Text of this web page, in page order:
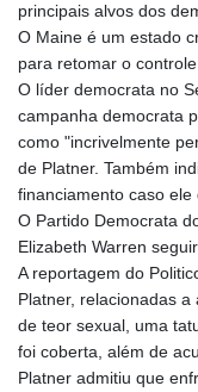
principais alvos dos
O Maine é um estado
para retomar o
O líder democrata no
campanha democrata
como "incrivelmente
de Platner. Também
financiamento caso
O Partido Democrata
Elizabeth Warren
A reportagem do
Platner, relacionadas
de teor sexual, uma
foi coberta, além de
Platner admitiu que